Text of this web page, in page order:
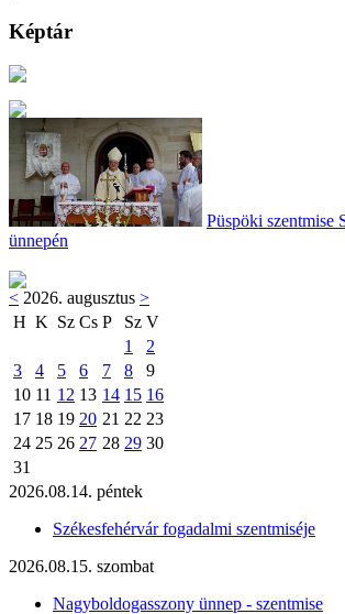
Képtár
Püspöki szentmise
ünnepén
< 2026. augusztus >
H K Sz Cs P Sz V
1
2
3
4 5 6 7 8
9
10 11 12 13 14 15 16
17 18 19 20 21 22 23
24 25 26 27 28 29 30
31
2026.08.14. péntek
Székesfehérvár fogadalmi szentmiséje
2026.08.15. szombat
Nagyboldogasszony ünnep - szentmise